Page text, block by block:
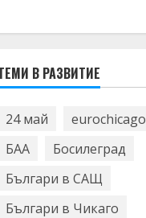
В РАЗВИТИЕ
24 май eurochicago
БАА
Босилеград
Българи в САЩ
Българи в Чикаго